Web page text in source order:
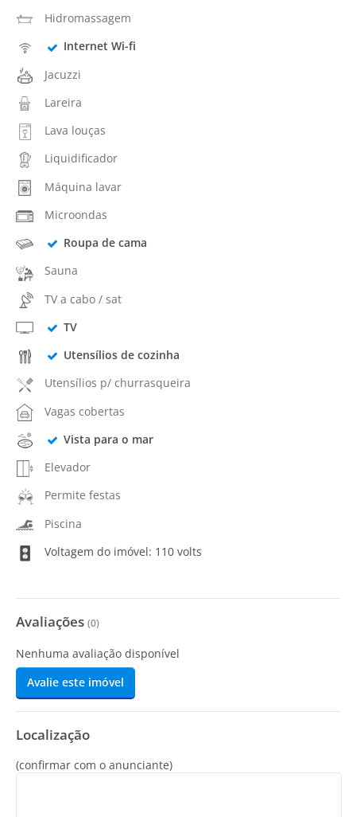
Hidromassagem
Internet Wi-fi
Jacuzzi
Lareira
Lava louças
Liquidificador
Máquina lavar
Microondas
Roupa de cama
Sauna
TV a cabo / sat
TV
Utensílios de cozinha
Utensílios p/ churrasqueira
Vagas cobertas
Vista para o mar
Elevador
Permite festas
Piscina
Voltagem do imóvel: 110 volts
Avaliações (0)
Nenhuma avaliação disponível
Avalie este imóvel
Localização
(confirmar com o anunciante)